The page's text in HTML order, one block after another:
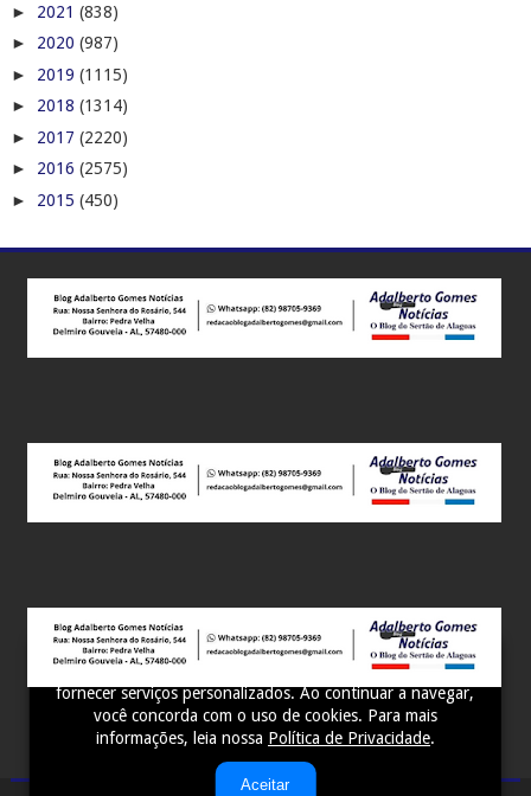
Este site utiliza cookies para melhorar sua experiência e
fornecer serviços personalizados. Ao continuar a navegar,
você concorda com o uso de cookies. Para mais
informações, leia nossa Política de Privacidade.
Aceitar
► 2021 (838)
► 2020 (987)
► 2019 (1115)
► 2018 (1314)
► 2017 (2220)
► 2016 (2575)
► 2015 (450)